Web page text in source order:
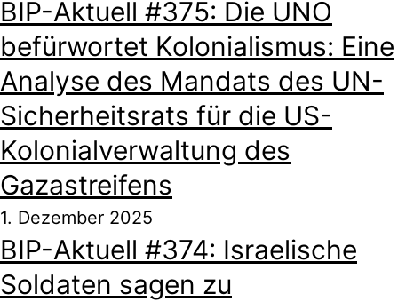
BIP-Aktuell #375: Die UNO
befürwortet Kolonialismus: Eine
Analyse des Mandats des UN-
Sicherheitsrats für die US-
Kolonialverwaltung des
Gazastreifens
1. Dezember 2025
BIP-Aktuell #374: Israelische
Soldaten sagen zu